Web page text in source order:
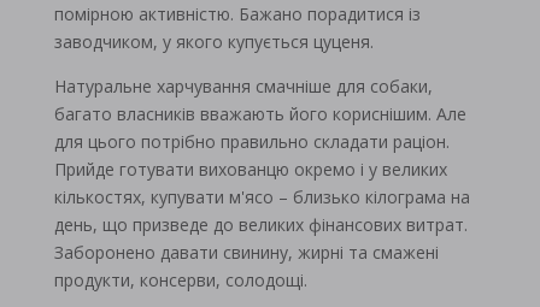
помірною активністю. Бажано порадитися із
заводчиком, у якого купується цуценя.
Натуральне харчування смачніше для собаки,
багато власників вважають його кориснішим. Але
для цього потрібно правильно складати раціон.
Прийде готувати вихованцю окремо і у великих
кількостях, купувати м'ясо – близько кілограма на
день, що призведе до великих фінансових витрат.
Заборонено давати свинину, жирні та смажені
продукти, консерви, солодощі.